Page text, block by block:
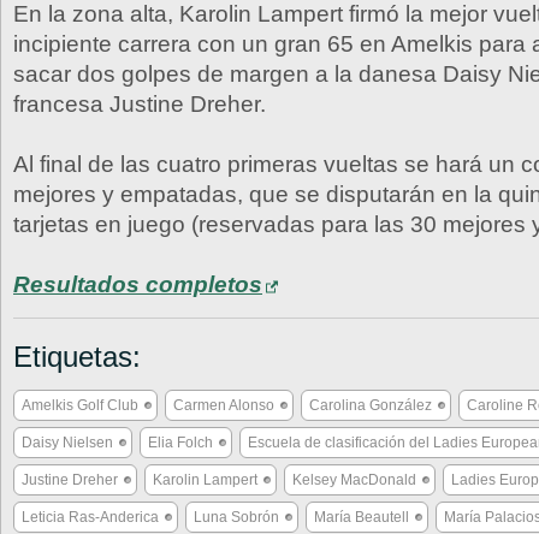
En la zona alta, Karolin Lampert firmó la mejor
incipiente carrera con un gran 65 en Amelkis para
sacar dos golpes de margen a la danesa Daisy
francesa Justine Dreher.
Al final de las cuatro primeras vueltas se hará un
mejores y empatadas, que se disputarán en la
tarjetas en juego (reservadas para las 30 mejores
Resultados completos
Etiquetas:
Amelkis Golf Club Carmen Alonso Carolina González Caroline
Daisy Nielsen Elia Folch Escuela de clasificación del Ladies
Justine Dreher Karolin Lampert Kelsey MacDonald Ladies
Leticia Ras-Anderica Luna Sobrón María Beautell María